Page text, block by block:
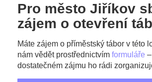
Pro město Jiříkov
zájem o otevření
Máte zájem o příměstský tábor v této
nám vědět prostřednictvím formuláře
dostatečném zájmu ho rádi